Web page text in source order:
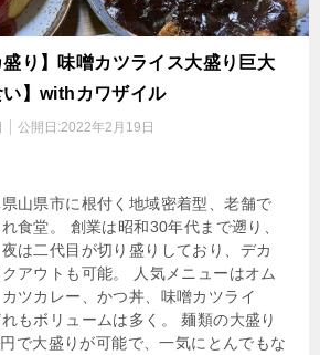
り】味噌カツライス大盛り巨大
】withカワザイル
公開日:2022年2月19日
山県市に根付く地域密着型、老舗で
食堂。 創業は昭和30年代まで遡り、
は二代目が切り盛りしており、デカ
アウトも可能。 人気メニューはオム
ツカレー、かつ丼、味噌カツライ
もボリュームは多く。 麺類の大盛り
で大盛りが可能で、一気にとんでもな